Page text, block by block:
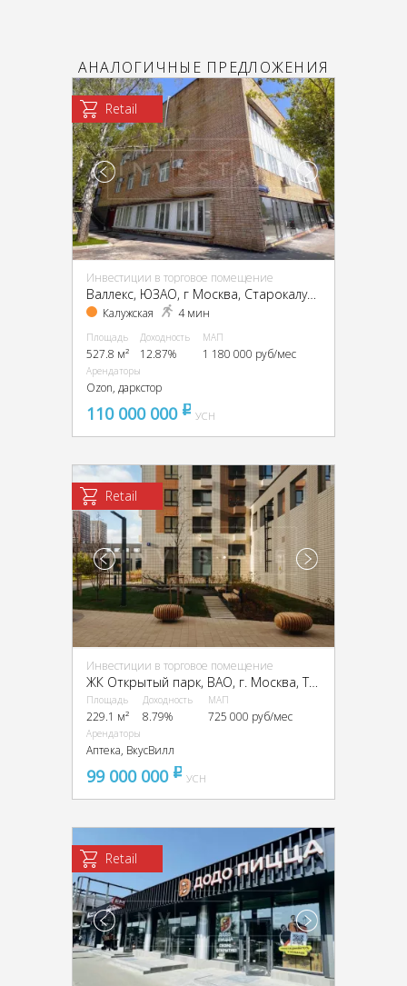
АНАЛОГИЧНЫЕ ПРЕДЛОЖЕНИЯ
Retail
Инвестиции в торговое помещение
Валлекс, ЮЗАО, г Москва, Старокалужское ш., 62
Калужская 4 мин
Площадь
527.8 м²
Доходность
12.87%
МАП
1 180 000 руб/мес
Арендаторы
Ozon, даркстор
110 000 000 pуб
УСН
Retail
Инвестиции в торговое помещение
ЖК Открытый парк, ВАО, г. Москва, Тагильская улица, 3к1
Площадь
229.1 м²
Доходность
8.79%
МАП
725 000 руб/мес
Арендаторы
Аптека, ВкусВилл
99 000 000 pуб
УСН
Retail